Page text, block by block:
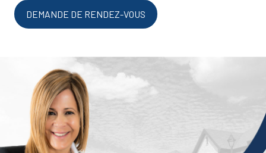
DEMANDE DE RENDEZ-VOUS